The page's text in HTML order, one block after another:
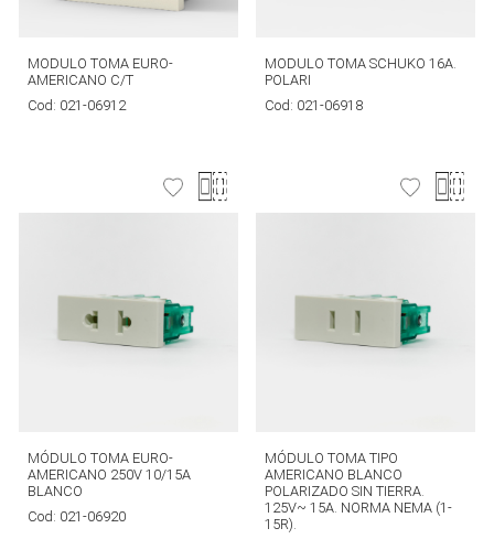
MODULO TOMA EURO-
AMERICANO C/T
Cod: 021-06912
MODULO TOMA SCHUKO 16A.
POLARI
Cod: 021-06918
MÓDULO TOMA EURO-
AMERICANO 250V 10/15A
BLANCO
Cod: 021-06920
MÓDULO TOMA TIPO
AMERICANO BLANCO
POLARIZADO SIN TIERRA.
125V~ 15A. NORMA NEMA (1-
15R).